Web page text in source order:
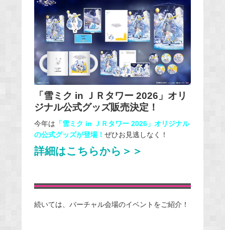
「雪ミク in ＪＲタワー 2026」オリ
ジナル公式グッズ販売決定！
今年は 「雪ミク in ＪＲタワー 2026」オリジナル
の公式グッズが登場！ ぜひお見逃しなく！
詳細はこちらから＞＞
続いては、バーチャル会場のイベントをご紹介！